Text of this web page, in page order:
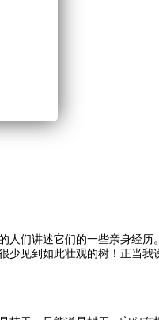
们讲述它们的一些亲身经历
见到如此壮观的树！正当